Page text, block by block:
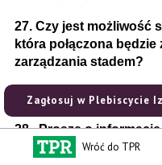
27. Czy jest możliwość
która połączona
zarządzania stadem?
Tak.
28. Proszę o
dofinansowania w
Zagłosuj w Plebiscycie
Wróć do TPR